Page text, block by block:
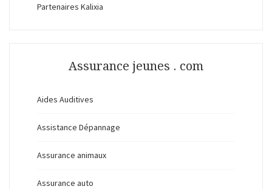
Partenaires Kalixia
Assurance jeunes . com
Aides Auditives
Assistance Dépannage
Assurance animaux
Assurance auto